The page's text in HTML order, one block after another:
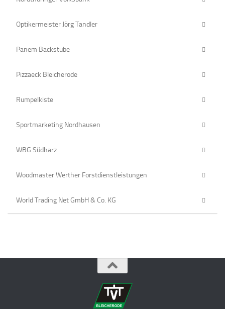
Optikermeister Jörg Tandler
Panem Backstube
Pizzaeck Bleicherode
Rumpelkiste
Sportmarketing Nordhausen
WBG Südharz
Woodmaster Werther Forstdienstleistungen
World Trading Net GmbH & Co. KG